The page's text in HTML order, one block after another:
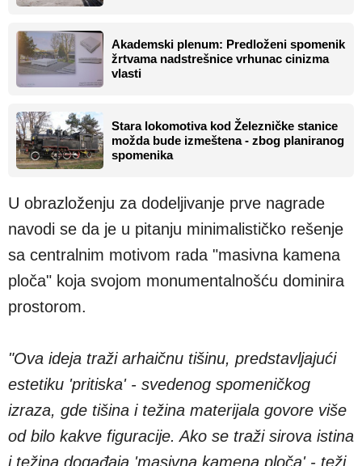
Akademski plenum: Predloženi spomenik
žrtvama nadstrešnice vrhunac cinizma
vlasti
Stara lokomotiva kod Železničke stanice
možda bude izmeštena - zbog planiranog
spomenika
U obrazloženju za dodeljivanje prve nagrade
navodi se da je u pitanju minimalističko rešenje
sa centralnim motivom rada "masivna kamena
ploča" koja svojom monumentalnošću dominira
prostorom.
"Ova ideja traži arhaičnu tišinu, predstavljajući
estetiku 'pritiska' - svedenog spomeničkog
izraza, gde tišina i težina materijala govore više
od bilo kakve figuracije. Ako se traži sirova istina
i težina događaja 'masivna kamena ploča' - teži